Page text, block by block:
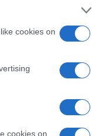
cookies on
cookies on
στην